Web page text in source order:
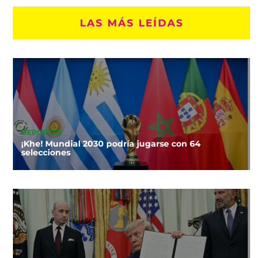
LAS MÁS LEÍDAS
DEPORTES
¡Khe! Mundial 2030 podría jugarse con 64
selecciones